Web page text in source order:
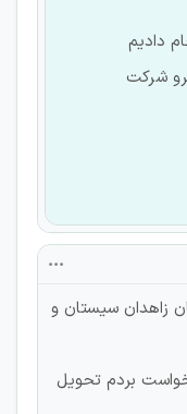
دادیم
شرکت
زاهدان سیستان و
بردم تحویل